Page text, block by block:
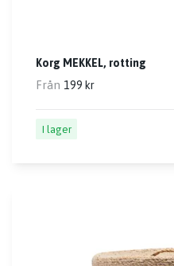
Korg MEKKEL, rotting
Från 199 kr
I lager